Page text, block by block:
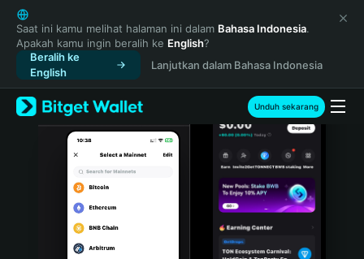
English
日本語
Tiếng Việt
Русский
Español (Latinoamérica)
Türkçe
Italiano
Português (Portugal)
Bahasa Indonesia
Saat ini kamu melihat halaman ini dalam Bahasa Indonesia.
Apakah kamu ingin beralih ke English?
Beralih ke
English
Lanjutkan dalam Bahasa Indonesia
Unduh sekarang